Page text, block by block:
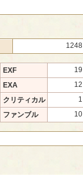
1248
EXF
19
EXA
12
クリティカル
1
ファンブル 10